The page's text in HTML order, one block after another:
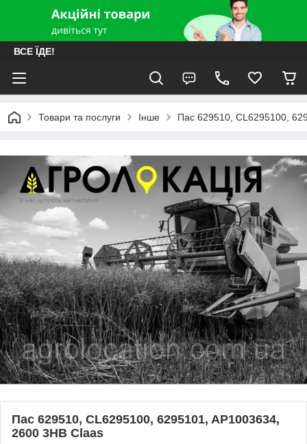
ВСЕ ЇДЕ!
Товари та послуги Інше Пас 629510, CL6295100,
Пас 629510, CL6295100, 6295101, AP1003634,
2600 3HB Claas